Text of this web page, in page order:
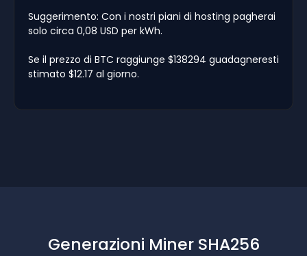
Suggerimento: Con i nostri piani di hosting pagherai
solo circa 0,08 USD per kWh.
Se il prezzo di BTC raggiunge $138294 guadagneresti
stimato $12.17 al giorno.
Generazioni Miner SHA256